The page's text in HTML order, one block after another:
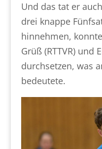
Und das tat er
drei knappe
hinnehmen,
Grüß (RTTVR) und
durchsetzen, was
bedeutete.